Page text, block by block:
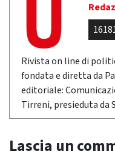
Rivista on line di
fondata e diretta da
editoriale:
Tirreni, presieduta da
Lascia un